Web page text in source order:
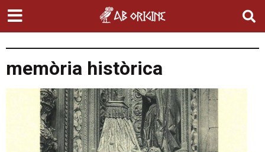
memòria històrica